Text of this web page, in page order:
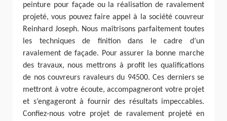
peinture pour façade ou la réalisation de ravalement
projeté, vous pouvez faire appel à la société couvreur
Reinhard Joseph. Nous maîtrisons parfaitement toutes
les techniques de finition dans le cadre d’un
ravalement de façade. Pour assurer la bonne marche
des travaux, nous mettrons à profit les qualifications
de nos couvreurs ravaleurs du 94500. Ces derniers se
mettront à votre écoute, accompagneront votre projet
et s’engageront à fournir des résultats impeccables.
Confiez-nous votre projet de ravalement projeté en